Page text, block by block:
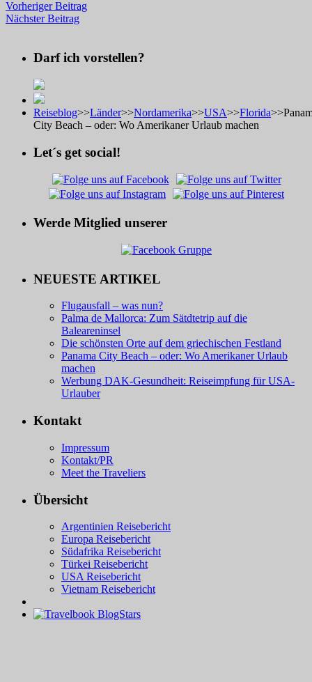
Vorheriger Beitrag
Nächster Beitrag
Darf ich vorstellen?
Reiseblog>>Länder>>Nordamerika>>USA>>Florida>>
City Beach – oder: Wo Amerikaner Urlaub machen
Let´s get social!
Werde Mitglied unserer
NEUESTE ARTIKEL
Flugausfall – was nun?
Palma de Mallorca: Zum Sätdtetrip auf die
Baleareninsel
Die schönsten Orte auf dem griechischen Festland
Panama City Beach – oder: Wo Amerikaner Urlaub
machen
Werbung DAK-Gesundheit: Reiseimpfung für USA-
Urlauber
Kontakt
Impressum
Kontakt/PR
Meet the Traveliers
Übersicht
Argentinien Reisebericht
Europa Reisebericht
Südafrika Reisebericht
Türkei Reisebericht
USA Reisebericht
Vietnam Reisebericht